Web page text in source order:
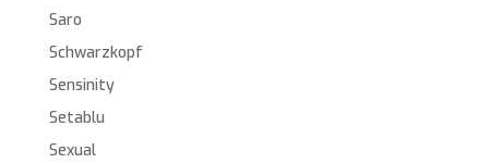
Saro
Schwarzkopf
Sensinity
Setablu
Sexual